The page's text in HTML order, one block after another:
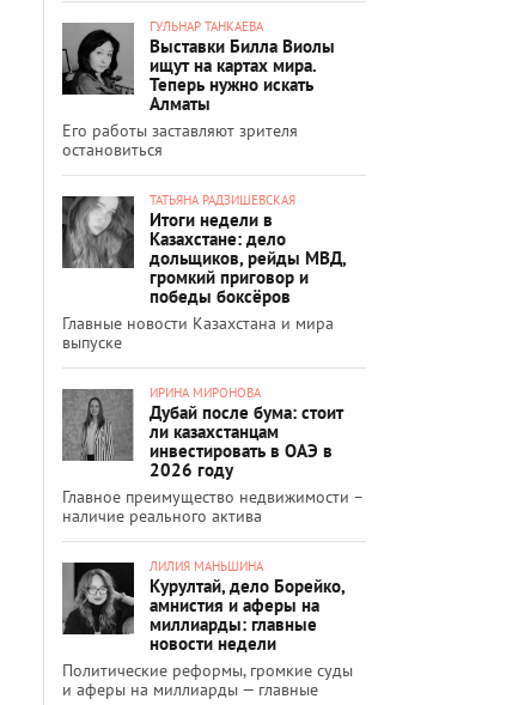
ГУЛЬНАР ТАНКАЕВА
Выставки Билла Виолы
ищут на картах мира.
Теперь нужно искать
Алматы
Его работы заставляют зрителя
остановиться
ТАТЬЯНА РАДЗИШЕВСКАЯ
Итоги недели в
Казахстане: дело
дольщиков, рейды МВД,
громкий приговор и
победы боксёров
Главные новости Казахстана и мира
выпуске
ИРИНА МИРОНОВА
Дубай после бума: стоит
ли казахстанцам
инвестировать в ОАЭ в
2026 году
Главное преимущество недвижимости –
наличие реального актива
ЛИЛИЯ МАНЬШИНА
Курултай, дело Борейко,
амнистия и аферы на
миллиарды: главные
новости недели
Политические реформы, громкие суды
и аферы на миллиарды — главные